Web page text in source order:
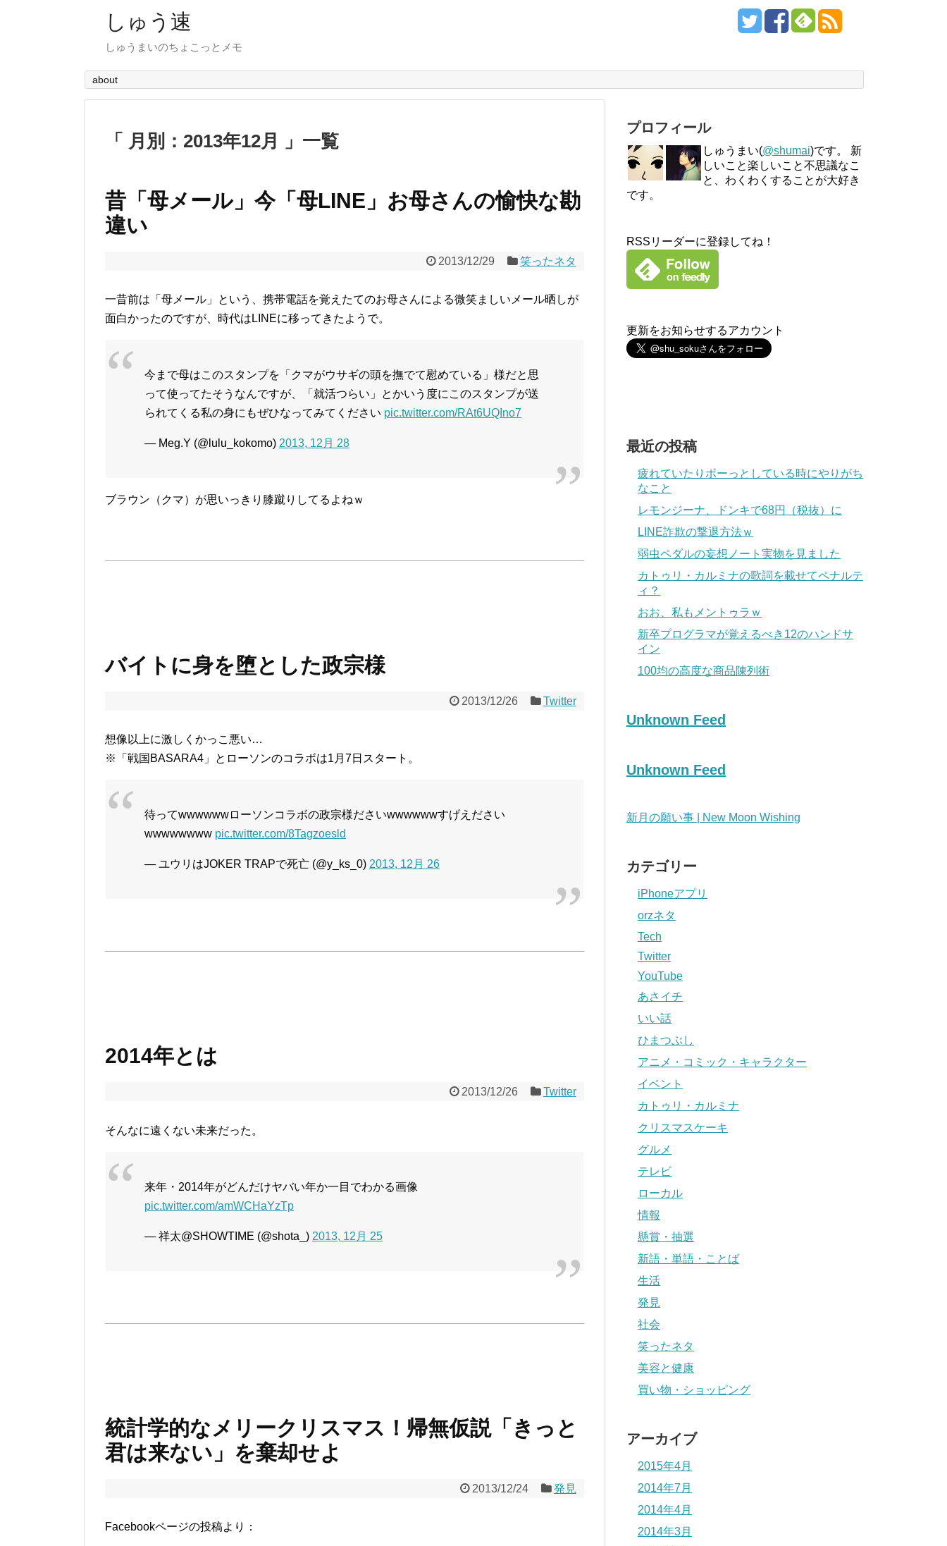
しゅう速
しゅうまいのちょこっとメモ
about
「 月別：2013年12月 」一覧
昔「母メール」今「母LINE」お母さんの愉快な勘
違い
2013/12/29 笑ったネタ
一昔前は「母メール」という、携帯電話を覚えたてのお母さんによる微笑ましいメール晒しが
面白かったのですが、時代はLINEに移ってきたようで。
今まで母はこのスタンプを「クマがウサギの頭を撫でて慰めている」様だと思
って使ってたそうなんですが、「就活つらい」とかいう度にこのスタンプが送
られてくる私の身にもぜひなってみてください pic.twitter.com/RAt6UQIno7
— Meg.Y (@lulu_kokomo) 2013, 12月 28
ブラウン（クマ）が思いっきり膝蹴りしてるよねｗ
バイトに身を堕とした政宗様
2013/12/26 Twitter
想像以上に激しくかっこ悪い…
※「戦国BASARA4」とローソンのコラボは1月7日スタート。
待ってwwwwwwローソンコラボの政宗様ださいwwwwwwすげえださい
wwwwwwww pic.twitter.com/8Tagzoesld
— ユウリはJOKER TRAPで死亡 (@y_ks_0) 2013, 12月 26
2014年とは
2013/12/26 Twitter
そんなに遠くない未来だった。
来年・2014年がどんだけヤバい年か一目でわかる画像
pic.twitter.com/amWCHaYzTp
— 祥太@SHOWTIME (@shota_) 2013, 12月 25
統計学的なメリークリスマス！帰無仮説「きっと
君は来ない」を棄却せよ
2013/12/24 発見
Facebookページの投稿より：
プロフィール
しゅうまい(@shumai)です。 新
しいこと楽しいこと不思議なこ
と、わくわくすることが大好き
です。
RSSリーダーに登録してね！
更新をお知らせするアカウント
最近の投稿
疲れていたりボーっとしている時にやりがち
なこと
レモンジーナ、ドンキで68円（税抜）に
LINE詐欺の撃退方法ｗ
弱虫ペダルの妄想ノート実物を見ました
カトゥリ・カルミナの歌詞を載せてペナルテ
ィ？
おお、私もメントゥラｗ
新卒プログラマが覚えるべき12のハンドサ
イン
100均の高度な商品陳列術
Unknown Feed
Unknown Feed
新月の願い事 | New Moon Wishing
カテゴリー
iPhoneアプリ
orzネタ
Tech
Twitter
YouTube
あさイチ
いい話
ひまつぶし
アニメ・コミック・キャラクター
イベント
カトゥリ・カルミナ
クリスマスケーキ
グルメ
テレビ
ローカル
情報
懸賞・抽選
新語・単語・ことば
生活
発見
社会
笑ったネタ
美容と健康
買い物・ショッピング
アーカイブ
2015年4月
2014年7月
2014年4月
2014年3月